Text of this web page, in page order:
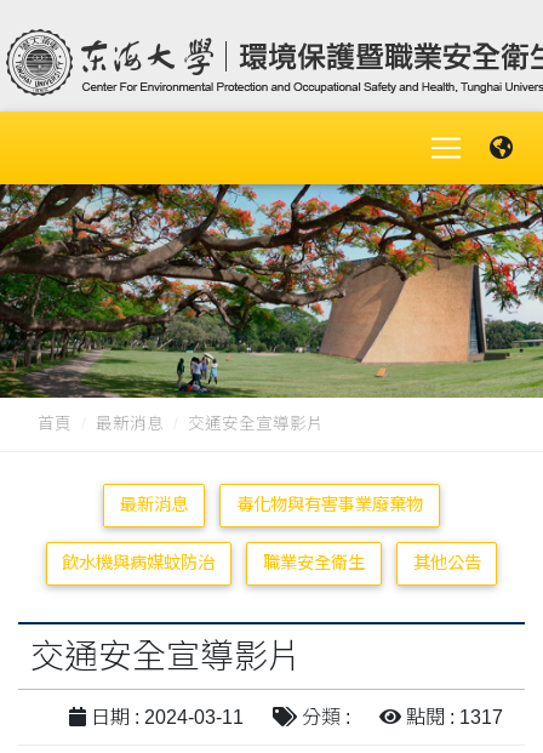
首頁 最新消息 交通安全宣導影片
最新消息 毒化物與有害事業廢棄物
飲水機與病媒蚊防治 職業安全衛生 其他公告
交通安全宣導影片
日期 : 2024-03-11 分類 : 點閱 : 1317